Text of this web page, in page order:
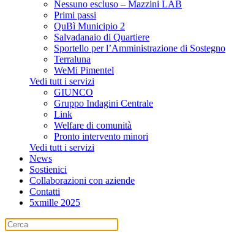
Nessuno escluso – Mazzini LAB
Primi passi
QuBì Municipio 2
Salvadanaio di Quartiere
Sportello per l’Amministrazione di Sostegno
Terraluna
WeMi Pimentel
Vedi tutt i servizi
GIUNCO
Gruppo Indagini Centrale
Link
Welfare di comunità
Pronto intervento minori
Vedi tutt i servizi
News
Sostienici
Collaborazioni con aziende
Contatti
5xmille 2025